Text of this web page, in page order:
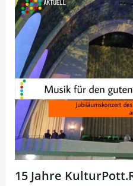
15 Jahre